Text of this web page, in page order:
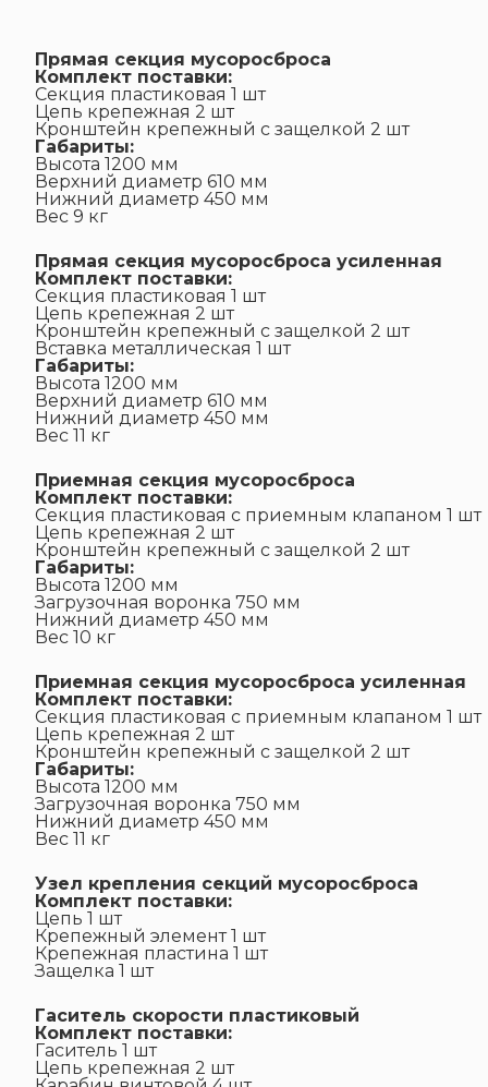
Прямая секция мусоросброса
Комплект поставки:
Секция пластиковая 1 шт
Цепь крепежная 2 шт
Кронштейн крепежный с защелкой 2 шт
Габариты:
Высота 1200 мм
Верхний диаметр 610 мм
Нижний диаметр 450 мм
Вес 9 кг
Прямая секция мусоросброса усиленная
Комплект поставки:
Секция пластиковая 1 шт
Цепь крепежная 2 шт
Кронштейн крепежный с защелкой 2 шт
Вставка металлическая 1 шт
Габариты:
Высота 1200 мм
Верхний диаметр 610 мм
Нижний диаметр 450 мм
Вес 11 кг
Приемная секция мусоросброса
Комплект поставки:
Секция пластиковая с приемным клапаном 1 шт
Цепь крепежная 2 шт
Кронштейн крепежный с защелкой 2 шт
Габариты:
Высота 1200 мм
Загрузочная воронка 750 мм
Нижний диаметр 450 мм
Вес 10 кг
Приемная секция мусоросброса усиленная
Комплект поставки:
Секция пластиковая с приемным клапаном 1 шт
Цепь крепежная 2 шт
Кронштейн крепежный с защелкой 2 шт
Габариты:
Высота 1200 мм
Загрузочная воронка 750 мм
Нижний диаметр 450 мм
Вес 11 кг
Узел крепления секций мусоросброса
Комплект поставки:
Цепь 1 шт
Крепежный элемент 1 шт
Крепежная пластина 1 шт
Защелка 1 шт
Гаситель скорости пластиковый
Комплект поставки:
Гаситель 1 шт
Цепь крепежная 2 шт